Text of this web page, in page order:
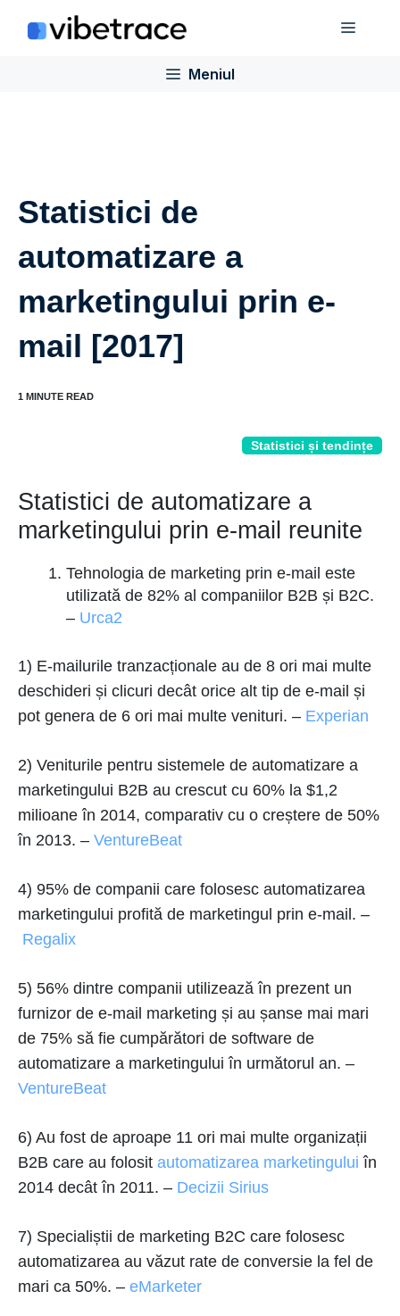
Meniul
Statistici de
automatizare a
marketingului prin e-
mail [2017]
Statistici și tendințe
Statistici de automatizare a
marketingului prin e-mail reunite
Tehnologia de marketing prin e-mail este
utilizată de 82% al companiilor B2B și B2C.
– Urca2
1) E-mailurile tranzacționale au de 8 ori mai multe
deschideri și clicuri decât orice alt tip de e-mail și
pot genera de 6 ori mai multe venituri. – Experian
2) Veniturile pentru sistemele de automatizare a
marketingului B2B au crescut cu 60% la $1,2
milioane în 2014, comparativ cu o creștere de 50%
în 2013. – VentureBeat
4) 95% de companii care folosesc automatizarea
marketingului profită de marketingul prin e-mail. –
Regalix
5) 56% dintre companii utilizează în prezent un
furnizor de e-mail marketing și au șanse mai mari
de 75% să fie cumpărători de software de
automatizare a marketingului în următorul an. –
VentureBeat
6) Au fost de aproape 11 ori mai multe organizații
B2B care au folosit automatizarea marketingului în
2014 decât în 2011. – Decizii Sirius
7) Specialiștii de marketing B2C care folosesc
automatizarea au văzut rate de conversie la fel de
mari ca 50%. – eMarketer